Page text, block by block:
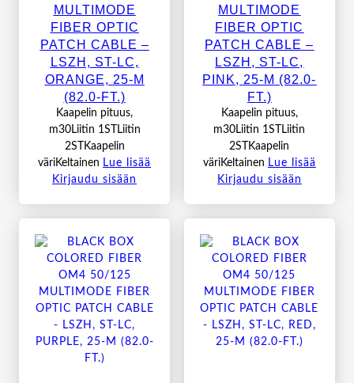
MULTIMODE
FIBER OPTIC
PATCH CABLE –
LSZH, ST-LC,
ORANGE, 25-M
(82.0-FT.)
Kaapelin pituus,
m30Liitin 1STLiitin
2STKaapelin
väriKeltainen Lue lisää
Kirjaudu sisään
MULTIMODE
FIBER OPTIC
PATCH CABLE –
LSZH, ST-LC,
PINK, 25-M (82.0-
FT.)
Kaapelin pituus,
m30Liitin 1STLiitin
2STKaapelin
väriKeltainen Lue lisää
Kirjaudu sisään